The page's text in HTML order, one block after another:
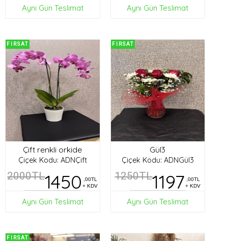
Aynı Gün Teslimat Aynı Gün Teslimat
FIRSAT
Çift renkli orkide
Çiçek Kodu: ADNÇift
2000TL1450
,00TL
+ KDV
Aynı Gün Teslimat
FIRSAT
Gül3
Çiçek Kodu: ADNGül3
1250TL1197
,00TL
+ KDV
Aynı Gün Teslimat
FIRSAT